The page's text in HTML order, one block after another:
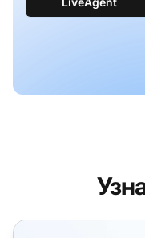
Уведомления по